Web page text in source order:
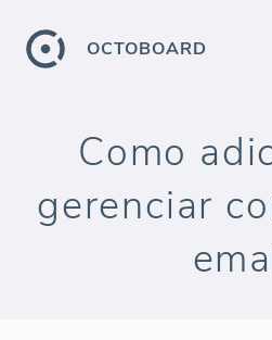
OCTOBOARD
Como
gerenciar